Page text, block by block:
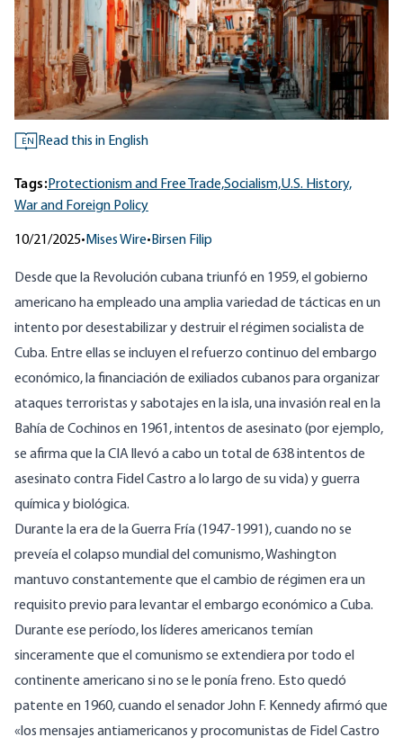
EN Read this in English
Tags:Protectionism and Free Trade,Socialism,U.S. History,
War and Foreign Policy
10/21/2025• Mises Wire• Birsen Filip
Desde que la Revolución cubana triunfó en 1959, el gobierno
americano ha empleado una amplia variedad de tácticas en un
intento por desestabilizar y destruir el régimen socialista de
Cuba. Entre ellas se incluyen el refuerzo continuo del embargo
económico, la financiación de exiliados cubanos para organizar
ataques terroristas y sabotajes en la isla, una invasión real en la
Bahía de Cochinos en 1961, intentos de asesinato (por ejemplo,
se afirma que la CIA llevó a cabo un total de 638 intentos de
asesinato contra Fidel Castro a lo largo de su vida) yguerra
química y biológica.
Durante la era de la Guerra Fría (1947-1991), cuando no se
preveía el colapso mundial del comunismo, Washington
mantuvo constantemente que el cambio de régimen era un
requisito previo para levantar el embargo económico a Cuba.
Durante ese período, los líderes americanos temían
sinceramente que el comunismo se extendiera por todo el
continente americano si no se le ponía freno. Esto quedó
patente en 1960, cuando el senadorJohn F. Kennedyafirmó que
«los mensajes antiamericanos y procomunistas de Fidel Castro